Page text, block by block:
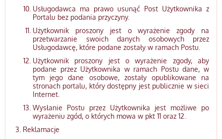
Usługodawca ma prawo usunąć Post Użytkownika z
Portalu bez podania przyczyny.
Użytkownik proszony jest o wyrażenie zgody na
przetwarzanie swoich danych osobowych przez
Usługodawcę, które podane zostały w ramach Postu.
Użytkownik proszony jest o wyrażenie zgody, aby
podane przez Użytkownika w ramach Postu dane, w
tym jego dane osobowe, zostały opublikowane na
stronach portalu, który dostępny jest publicznie w sieci
Internet.
Wysłanie Postu przez Użytkownika jest możliwe po
wyrażeniu zgód, o których mowa w pkt 11 oraz 12.
Reklamacje